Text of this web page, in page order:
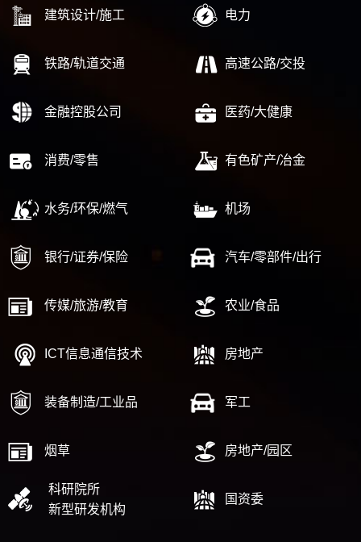
建筑设计/施工 电力
铁路/轨道交通 高速公路/交投
金融控股公司 医药/大健康
消费/零售 有色矿产/冶金
水务/环保/燃气 机场
银行/证券/保险 汽车/零部件/出行
传媒/旅游/教育 农业/食品
ICT信息通信技术 房地产
装备制造/工业品 军工
烟草 房地产/园区
科研院所
新型研发机构
国资委